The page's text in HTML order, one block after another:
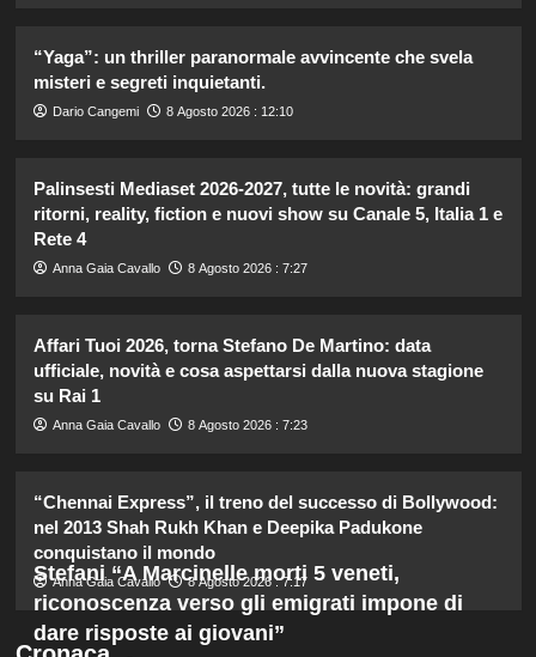
5
“Pressione alta, nausea e mal di
testa, ho temuto il peggio.”
Cristina Marino e Luca Argentero:
un nuovo bambino in arrivo? Indizi
sulla terza gravidanza.
su madre e fallimenti emotivi
4
Carolina Marconi svela il terribile
momento in Pronto Soccorso:
“Temevo il ritorno del tumore.”
“Yaga”: un thriller paranormale avvincente che svela
misteri e segreti inquietanti.
Dario Cangemi 8 Agosto 2026 : 12:10
Palinsesti Mediaset 2026-2027, tutte le novità: grandi
ritorni, reality, fiction e nuovi show su Canale 5, Italia 1 e
Rete 4
Anna Gaia Cavallo 8 Agosto 2026 : 7:27
Affari Tuoi 2026, torna Stefano De Martino: data
ufficiale, novità e cosa aspettarsi dalla nuova stagione
su Rai 1
Anna Gaia Cavallo 8 Agosto 2026 : 7:23
“Chennai Express”, il treno del successo di Bollywood:
nel 2013 Shah Rukh Khan e Deepika Padukone
conquistano il mondo
Anna Gaia Cavallo 8 Agosto 2026 : 7:17
Stefani “A Marcinelle morti 5 veneti,
riconoscenza verso gli emigrati impone di
dare risposte ai giovani”